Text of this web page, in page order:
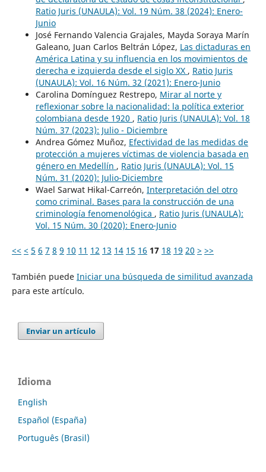
Ratio Juris (UNAULA): Vol. 19 Núm. 38 (2024): Enero-
Junio
José Fernando Valencia Grajales, Mayda Soraya Marín
Galeano, Juan Carlos Beltrán López, Las dictaduras en
América Latina y su influencia en los movimientos de
derecha e izquierda desde el siglo XX , Ratio Juris
(UNAULA): Vol. 16 Núm. 32 (2021): Enero-Junio
Carolina Domínguez Restrepo, Mirar al norte y
reflexionar sobre la nacionalidad: la política exterior
colombiana desde 1920 , Ratio Juris (UNAULA): Vol. 18
Núm. 37 (2023): Julio - Diciembre
Andrea Gómez Muñoz, Efectividad de las medidas de
protección a mujeres víctimas de violencia basada en
género en Medellín , Ratio Juris (UNAULA): Vol. 15
Núm. 31 (2020): Julio-Diciembre
Wael Sarwat Hikal-Carreón, Interpretación del otro
como criminal. Bases para la construcción de una
criminología fenomenológica , Ratio Juris (UNAULA):
Vol. 15 Núm. 30 (2020): Enero-Junio
<< < 5 6 7 8 9 10 11 12 13 14 15 16 17 18 19 20 > >>
También puede Iniciar una búsqueda de similitud avanzada
para este artículo.
Enviar un artículo
Idioma
English
Español (España)
Português (Brasil)